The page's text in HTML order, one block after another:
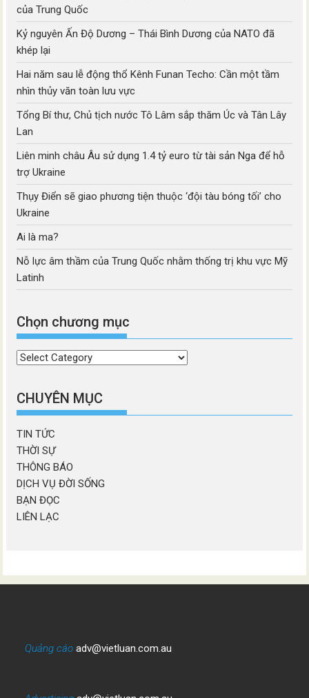
của Trung Quốc
Kỷ nguyên Ấn Độ Dương – Thái Bình Dương của NATO đã
khép lại
Hai năm sau lễ động thổ Kênh Funan Techo: Cần một tầm
nhìn thủy văn toàn lưu vực
Tổng Bí thư, Chủ tịch nước Tô Lâm sắp thăm Úc và Tân Lây
Lan
Liên minh châu Âu sử dụng 1.4 tỷ euro từ tài sản Nga để hỗ
trợ Ukraine
Thụy Điển sẽ giao phương tiện thuộc ‘đội tàu bóng tối’ cho
Ukraine
Ai là ma?
Nỗ lực âm thầm của Trung Quốc nhằm thống trị khu vực Mỹ
Latinh
Chọn chương mục
Chọn
mục
CHUYÊN MỤC
TIN TỨC
THỜI SỰ
THÔNG BÁO
DỊCH VỤ ĐỜI SỐNG
BẠN ĐỌC
LIÊN LẠC
Quảng cáo adv@vietluan.com.au